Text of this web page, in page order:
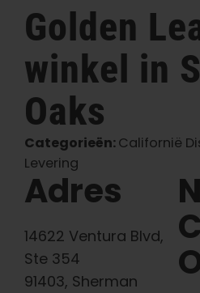
Nederlands
Zoeken:
Golden
winkel in
Oaks
Categorieën:Californië
Levering
Adres
14622 Ventura Blvd,
Ste 354
91403, Sherman